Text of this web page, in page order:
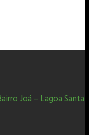
Joá – Lagoa Santa